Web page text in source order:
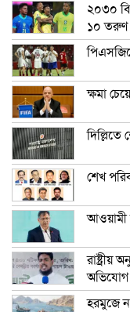
২০৩০
১০ তরুণ
ক্ষমা
দিল্লিতে
শেখ
আওয়ামী
রাষ্ট্রীয়
হরমুজে